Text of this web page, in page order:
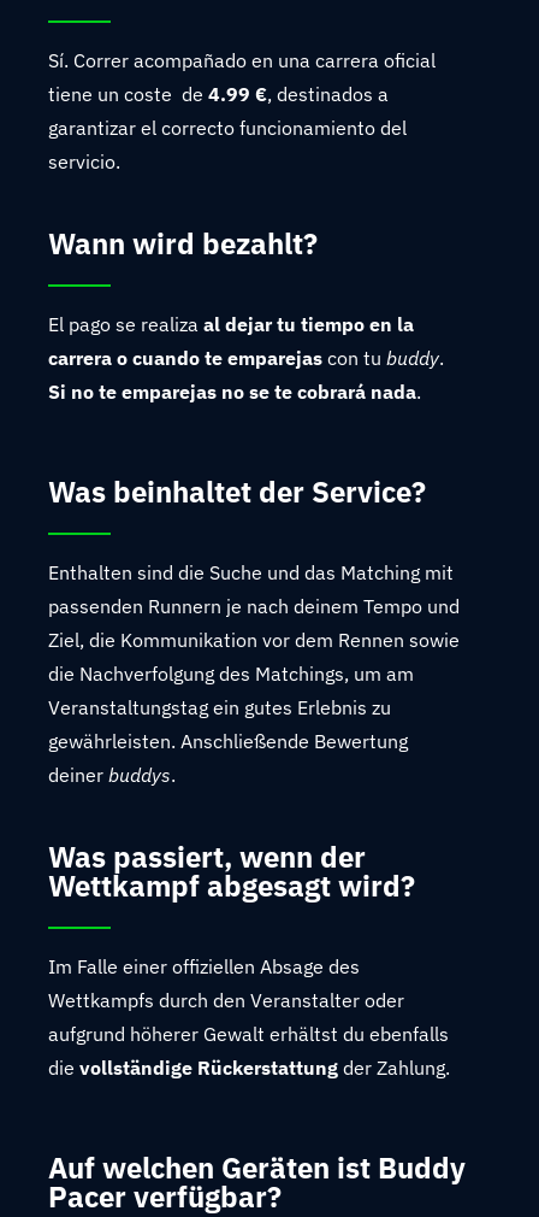
Sí. Correr acompañado en una carrera oficial
tiene un coste de 4.99 €, destinados a
garantizar el correcto funcionamiento del
servicio.
Wann wird bezahlt?
El pago se realiza al dejar tu tiempo en la
carrera o cuando te emparejas con tu buddy.
Si no te emparejas no se te cobrará nada.
Was beinhaltet der Service?
Enthalten sind die Suche und das Matching mit
passenden Runnern je nach deinem Tempo und
Ziel, die Kommunikation vor dem Rennen sowie
die Nachverfolgung des Matchings, um am
Veranstaltungstag ein gutes Erlebnis zu
gewährleisten. Anschließende Bewertung
deiner buddys.
Was passiert, wenn der
Wettkampf abgesagt wird?
Im Falle einer offiziellen Absage des
Wettkampfs durch den Veranstalter oder
aufgrund höherer Gewalt erhältst du ebenfalls
die vollständige Rückerstattung der Zahlung.
Auf welchen Geräten ist Buddy
Pacer verfügbar?